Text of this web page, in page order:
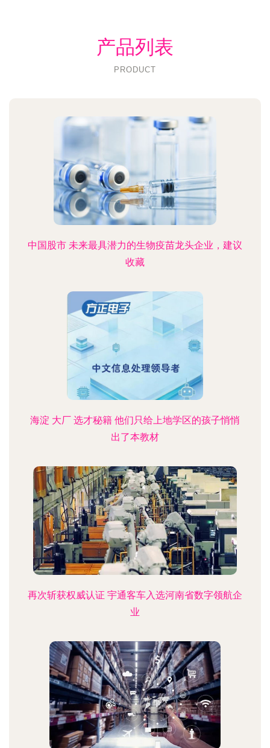
产品列表
PRODUCT
中国股市 未来最具潜力的生物疫苗龙头企业，建议
收藏
海淀 大厂 选才秘籍 他们只给上地学区的孩子悄悄
出了本教材
再次斩获权威认证 宇通客车入选河南省数字领航企
业